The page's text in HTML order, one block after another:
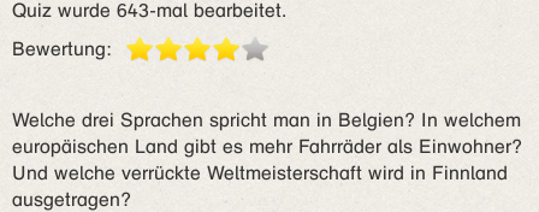
Quiz wurde 643-mal bearbeitet.
Bewertung:
Welche drei Sprachen spricht man in Belgien? In welchem
europäischen Land gibt es mehr Fahrräder als Einwohner?
Und welche verrückte Weltmeisterschaft wird in Finnland
ausgetragen?